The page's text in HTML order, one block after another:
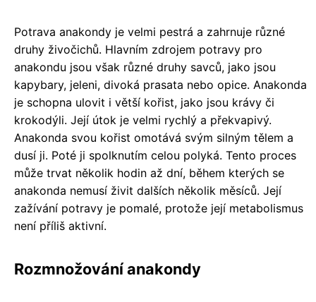
Potrava anakondy je velmi pestrá a zahrnuje různé
druhy živočichů. Hlavním zdrojem potravy pro
anakondu jsou však různé druhy savců, jako jsou
kapybary, jeleni, divoká prasata nebo opice. Anakonda
je schopna ulovit i větší kořist, jako jsou krávy či
krokodýli. Její útok je velmi rychlý a překvapivý.
Anakonda svou kořist omotává svým silným tělem a
dusí ji. Poté ji spolknutím celou polyká. Tento proces
může trvat několik hodin až dní, během kterých se
anakonda nemusí živit dalších několik měsíců. Její
zažívání potravy je pomalé, protože její metabolismus
není příliš aktivní.
Rozmnožování anakondy